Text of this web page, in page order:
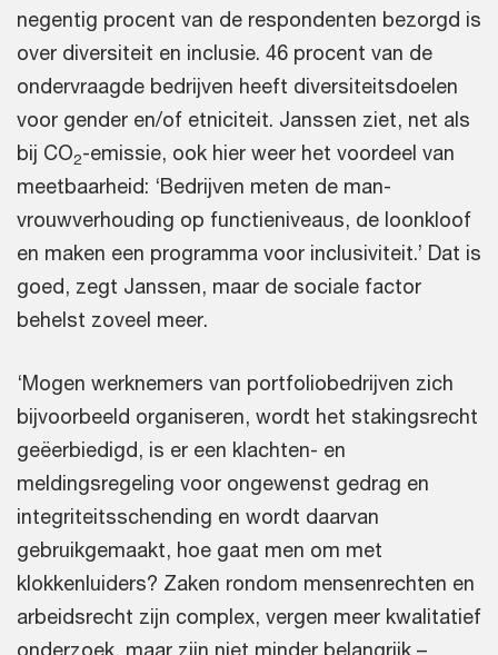
negentig procent van de respondenten bezorgd is
over diversiteit en inclusie. 46 procent van de
ondervraagde bedrijven heeft diversiteitsdoelen
voor gender en/of etniciteit. Janssen ziet, net als
bij CO2-emissie, ook hier weer het voordeel van
meetbaarheid: ‘Bedrijven meten de man-
vrouwverhouding op functieniveaus, de loonkloof
en maken een programma voor inclusiviteit.’ Dat is
goed, zegt Janssen, maar de sociale factor
behelst zoveel meer.
‘Mogen werknemers van portfoliobedrijven zich
bijvoorbeeld organiseren, wordt het stakingsrecht
geëerbiedigd, is er een klachten- en
meldingsregeling voor ongewenst gedrag en
integriteitsschending en wordt daarvan
gebruikgemaakt, hoe gaat men om met
klokkenluiders? Zaken rondom mensenrechten en
arbeidsrecht zijn complex, vergen meer kwalitatief
onderzoek, maar zijn niet minder belangrijk –